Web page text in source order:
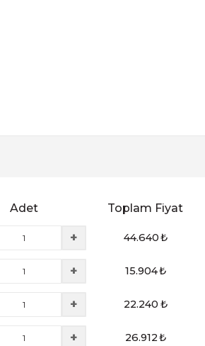
Adet Toplam Fiyat
+ 44.640₺
+ 15.904₺
+ 22.240 ₺
+ 26.912₺